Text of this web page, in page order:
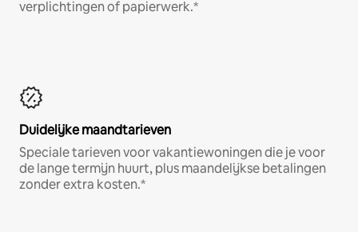
verplichtingen of papierwerk.*
Duidelijke maandtarieven
Speciale tarieven voor vakantiewoningen die je voor
de lange termijn huurt, plus maandelijkse betalingen
zonder extra kosten.*